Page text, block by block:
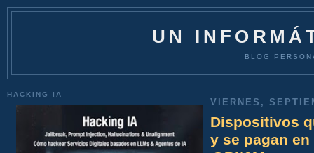
UN
BLOG
HACKING IA
VIERNES,
Dispositivos
y se pagan